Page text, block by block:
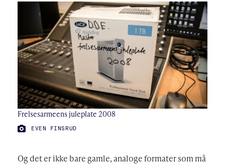
Frelsesarmeens juleplate 2008
FOTO:
EVEN FINSRUD
Og det er ikke bare gamle, analoge formater som må